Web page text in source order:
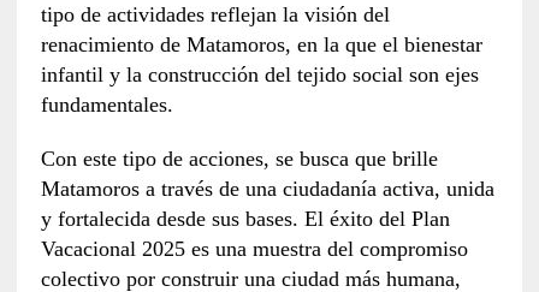
tipo de actividades reflejan la visión del
renacimiento de Matamoros, en la que el bienestar
infantil y la construcción del tejido social son ejes
fundamentales.
Con este tipo de acciones, se busca que brille
Matamoros a través de una ciudadanía activa, unida
y fortalecida desde sus bases. El éxito del Plan
Vacacional 2025 es una muestra del compromiso
colectivo por construir una ciudad más humana,